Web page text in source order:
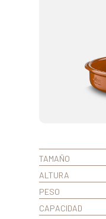
TAMAÑO
ALTURA
PESO
CAPACIDAD